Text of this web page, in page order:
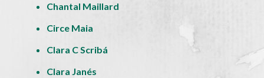
Chantal Maillard
Circe Maia
Clara C Scribá
Clara Janés